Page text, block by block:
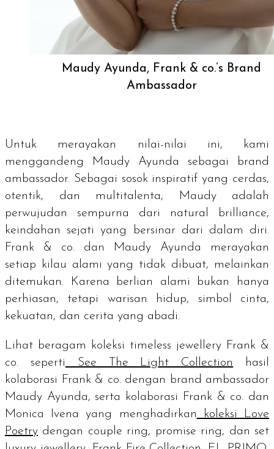
Maudy Ayunda, Frank & co.’s Brand
Ambassador
Untuk merayakan nilai-nilai ini, kami
menggandeng Maudy Ayunda sebagai
brand
ambassador. Sebagai sosok inspiratif yang cerdas,
otentik, dan multitalenta, Maudy adalah
perwujudan sempurna dari natural brilliance,
keindahan sejati yang bersinar dari dalam diri.
Frank & co. dan Maudy Ayunda merayakan
setiap kilau alami yang tidak dibuat, melainkan
ditemukan. Karena berlian alami bukan hanya
perhiasan, tetapi warisan hidup, simbol cinta,
kekuatan, dan cerita yang abadi.
Lihat beragam koleksi timeless jewellery Frank &
co. seperti See The Light Collection
hasil
kolaborasi Frank & co. dengan brand ambassador
Maudy Ayunda, serta kolaborasi Frank & co. dan
Monica Ivena yang menghadirkan koleksi Love
Poetry dengan couple ring, promise ring, dan set